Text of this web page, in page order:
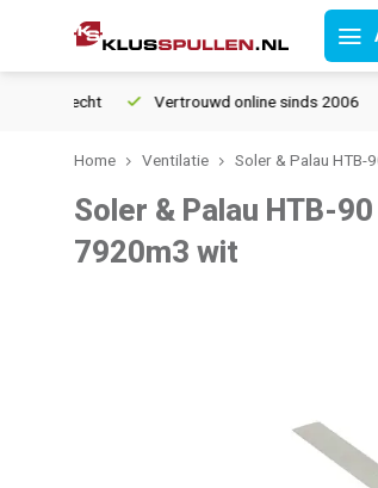
Vertrouwd online sinds 2006
Home Ventilatie Soler & Palau
Soler & Palau HTB-
7920m3 wit